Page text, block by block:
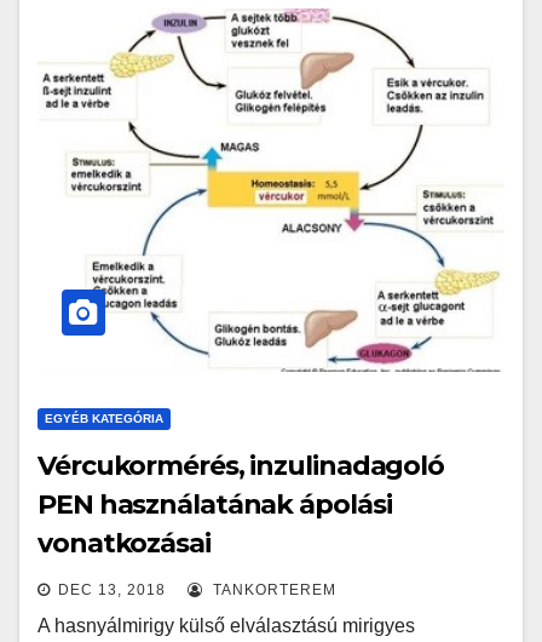
EGYÉB KATEGÓRIA
Vércukormérés, inzulinadagoló
PEN használatának ápolási
vonatkozásai
DEC 13, 2018 TANKORTEREM
A hasnyálmirigy külső elválasztású mirigyes